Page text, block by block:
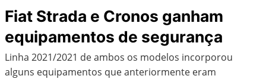
Fiat Strada e Cronos ganham
equipamentos de segurança
Linha 2021/2021 de ambos os modelos incorporou
alguns equipamentos que anteriormente eram